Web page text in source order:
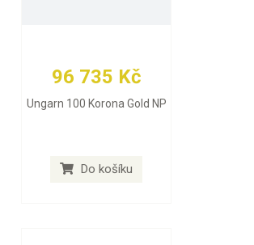
96 735 Kč
Ungarn 100 Korona Gold NP
Do košíku